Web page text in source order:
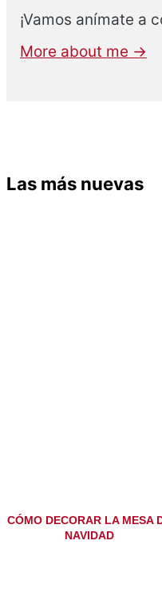
¡Vamos anímate a
More about me →
Las más nuevas
CÓMO DECORAR LA MESA
NAVIDAD